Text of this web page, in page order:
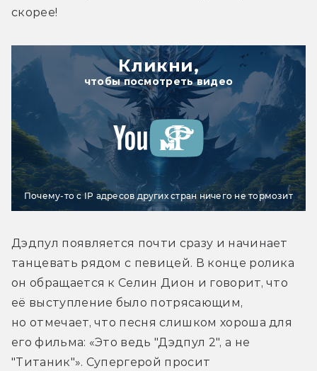
скорее!
Кликни,
чтобы посмотреть видео
Почему-то с IP адресов других стран ничего не тормозит
Дэдпул появляется почти сразу и начинает
танцевать рядом с певицей. В конце ролика
он обращается к Селин Дион и говорит, что
её выступление было потрясающим,
но отмечает, что песня слишком хороша для
его фильма: «Это ведь "Дэдпул 2", а не
"Титаник"». Супергерой просит